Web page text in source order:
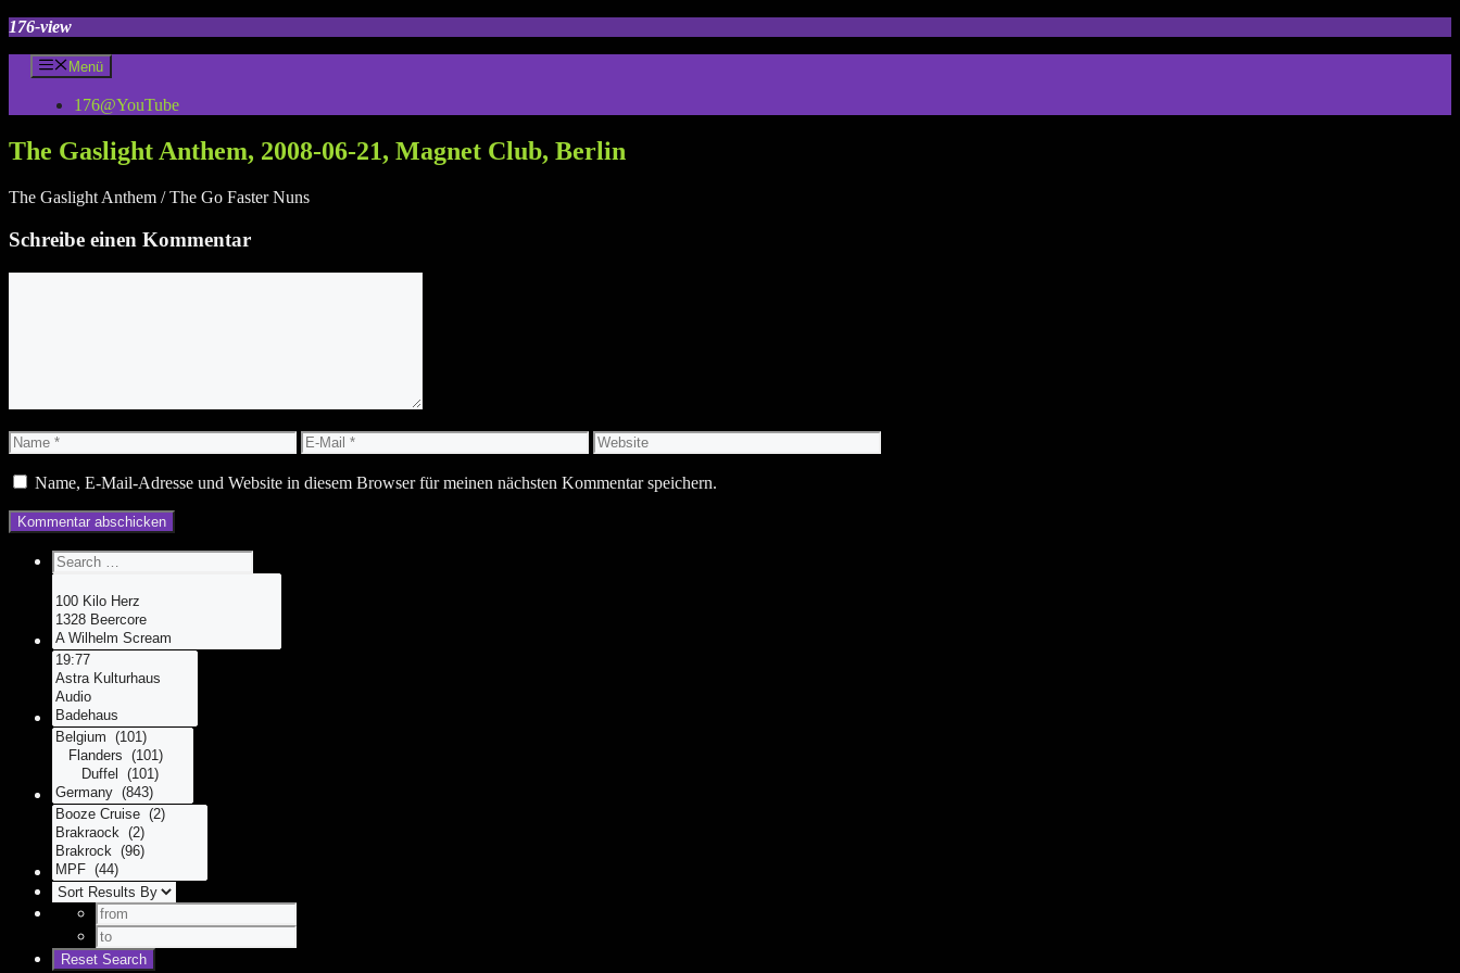
Zum
springen
176-view
Menü
176@YouTube
The Gaslight Anthem, 2008-06-21, Magnet Club, Berlin
The Gaslight Anthem / The Go Faster Nuns
Schreibe einen Kommentar
Name
E-
Mail
Website
Name, E-Mail-Adresse und Website in diesem Browser für meinen nächsten Kommentar speichern.